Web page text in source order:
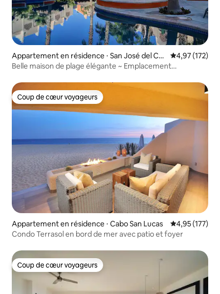
Appartement en résidence ⋅ San José del Ca
bo
Évaluation
4,97 (172)
Belle maison de plage élégante ~ Emplacement
Coup de cœur voyageurs
Coup de cœur voyageurs
Appartement en résidence ⋅ Cabo San Lucas Évaluation
4,95 (177)
Condo Terrasol en bord de mer avec patio et foyer
Coup de cœur voyageurs
Coup de cœur voyageurs